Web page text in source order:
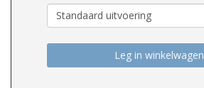
Leg in winkelwagen